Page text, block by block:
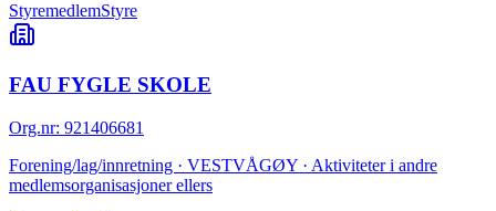
StyremedlemStyre
FAU FYGLE SKOLE
Org.nr: 921406681
Forening/lag/innretning · VESTVÅGØY · Aktiviteter i andre
medlemsorganisasjoner ellers